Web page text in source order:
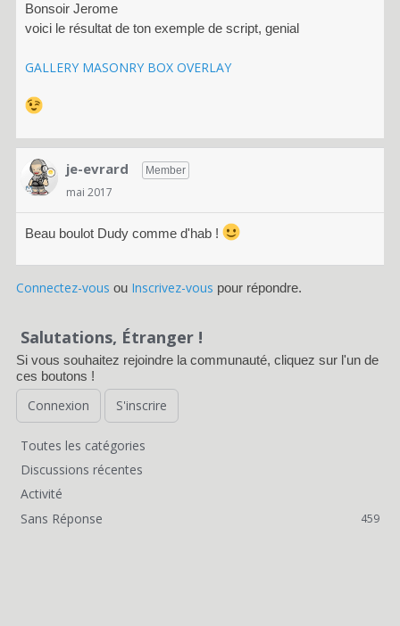
Bonsoir Jerome
voici le résultat de ton exemple de script, genial
GALLERY MASONRY BOX OVERLAY
je-evrard Member
mai 2017
Beau boulot Dudy comme d'hab !
Connectez-vous ou Inscrivez-vous pour répondre.
Salutations, Étranger !
Si vous souhaitez rejoindre la communauté, cliquez sur l'un de
ces boutons !
Connexion S'inscrire
L
i
e
Toutes les catégories
Discussions récentes
Activité
Sans Réponse
459